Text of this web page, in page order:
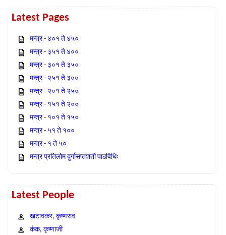
Latest Pages
मन्त्र - ४०१ ते ४५०
मन्त्र - ३५१ ते ४००
मन्त्र - ३०१ ते ३५०
मन्त्र - २५१ ते ३००
मन्त्र - २०१ ते २५०
मन्त्र - १५१ ते २००
मन्त्र - १०१ ते १५०
मन्त्र - ५१ ते १००
मन्त्र - १ ते ५०
मन्त्र प्रतिलोम दुर्गासप्तशती पाठविधिः
Latest People
खटावकर, कृष्णराव
कंक, कृष्णाजी